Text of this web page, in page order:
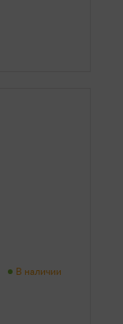
В наличии